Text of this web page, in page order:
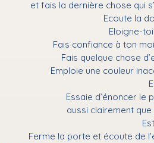
et fais la dernière chose qui
Ecoute la
Eloigne-
Fais confiance à ton
Fais quelque chose
Emploie une couleur
Essaie d’énoncer le
aussi clairement
Ferme la porte et écoute de